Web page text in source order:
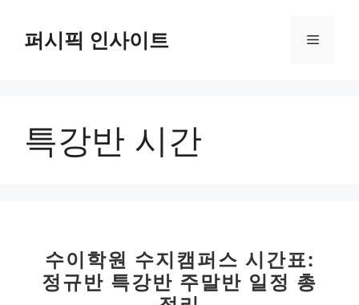
퍼시픽 인사이트 메
특강반 시간
수이학원 수지캠퍼스 시간표:
정규반 특강반 주말반 일정 총